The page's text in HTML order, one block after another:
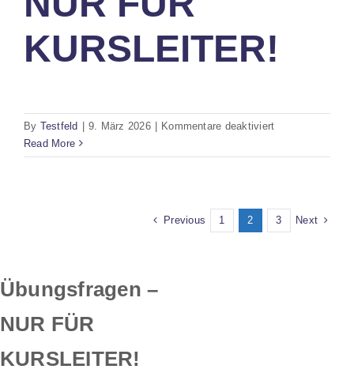
KURSLEITER!
By Testfeld 9. März 2026 Kommentare deaktiviertfür
–
KURSLEITER!
Read More
Previous 1 2 3 Next
Übungsfragen –
NUR FÜR
KURSLEITER!